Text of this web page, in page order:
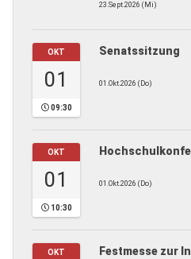
23.Sept.2026 (Mi)
OKT
01
09:30
Senatssitzung
01.Okt.2026 (Do)
OKT
01
10:30
01.Okt.2026 (Do)
OKT
Festmesse zur